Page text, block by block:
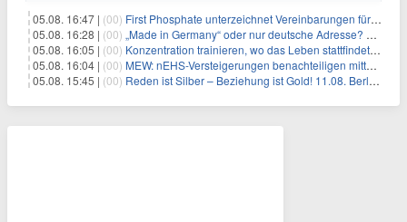
05.08. 16:47 | (00) First Phosphate unterzeichnet Vereinbarungen für nicht zu refundierende Zuwendungen in Höhe von 4,84 Mio. $ von der kanadischen Regierung für Straßeninfrastruktur und Stromübertragungsleitungen
05.08. 16:28 | (00) „Made in Germany“ oder nur deutsche Adresse? So erkennen Sie, wo Ihre Leiterplatten wirklich gefertigt werden
05.08. 16:05 | (00) Konzentration trainieren, wo das Leben stattfindet: Mobile EEG-Technologie bringt Neurofeedback in den Alltag
05.08. 16:04 | (00) MEW: nEHS-Versteigerungen benachteiligen mittelständische Unternehmen
05.08. 15:45 | (00) Reden ist Silber – Beziehung ist Gold! 11.08. Berlin – 18:30 Uhr